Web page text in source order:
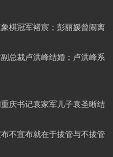
棋冠军褚宸；彭丽媛曾闹离
总裁卢洪峰结婚；卢洪峰系
庆书记袁家军儿子袁圣晰结
不宣布就在于拔管与不拔管